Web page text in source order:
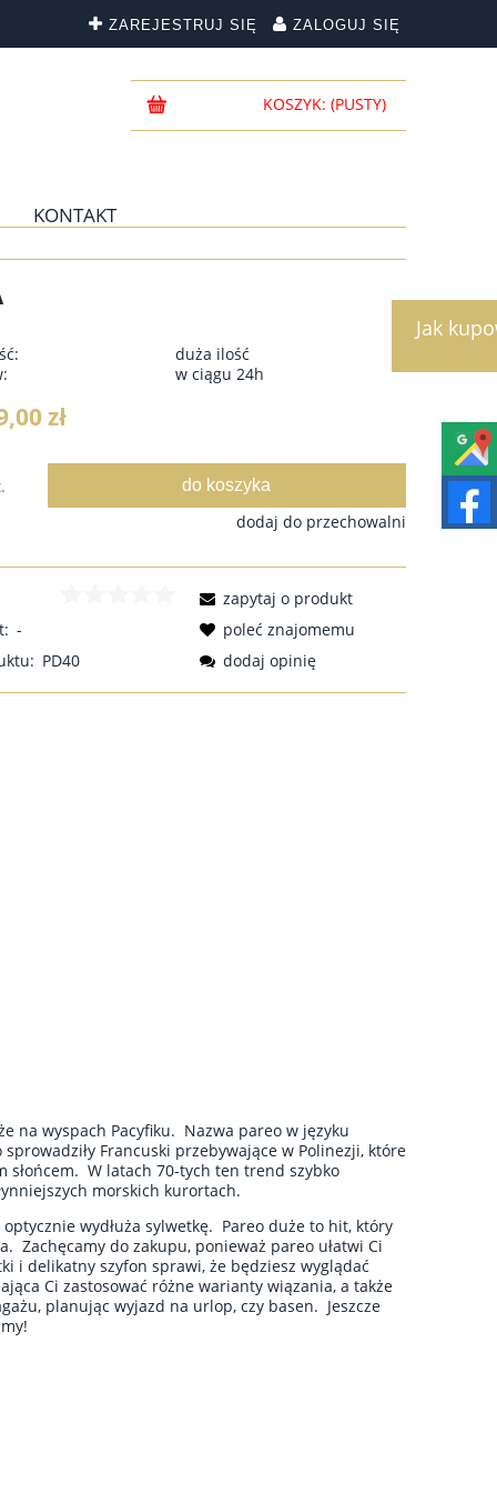
ZAREJESTRUJ SIĘ ZALOGUJ SIĘ
KOSZYK: (PUSTY)
KONTAKT
duża ilość
w ciągu 24h
zł
do koszyka
dodaj do przechowalni
-
PD40
zapytaj o produkt
poleć znajomemu
dodaj opinię
na wyspach Pacyfiku. Nazwa pareo w języku
Francuski przebywające w Polinezji, które
słońcem. W latach 70-tych ten trend szybko
morskich kurortach.
wydłuża sylwetkę. Pareo duże to hit, który
Zachęcamy do zakupu, ponieważ pareo ułatwi Ci
i delikatny szyfon sprawi, że będziesz wyglądać
Ci zastosować różne warianty wiązania, a także
planując wyjazd na urlop, czy basen. Jeszcze
Jak